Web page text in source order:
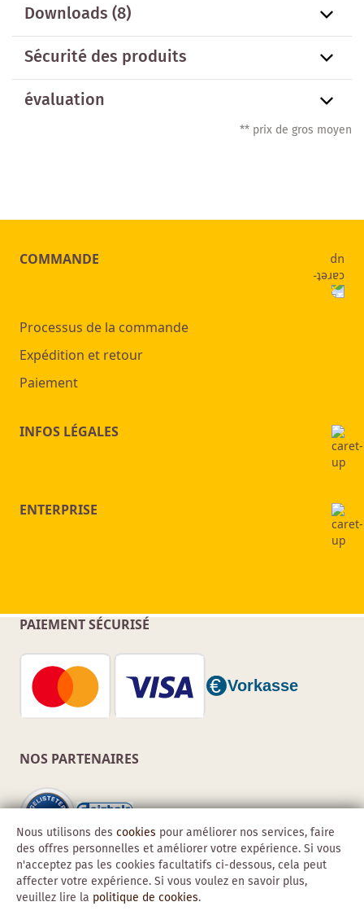
Downloads (8)
Sécurité des produits
évaluation
** prix de gros moyen
COMMANDE
Processus de la commande
Expédition et retour
Paiement
INFOS LÉGALES
ENTERPRISE
PAIEMENT SÉCURISÉ
NOS PARTENAIRES
Nous utilisons des cookies pour améliorer nos services, faire
des offres personnelles et améliorer votre expérience. Si vous
n'acceptez pas les cookies facultatifs ci-dessous, cela peut
affecter votre expérience. Si vous voulez en savoir plus,
veuillez lire la politique de cookies.